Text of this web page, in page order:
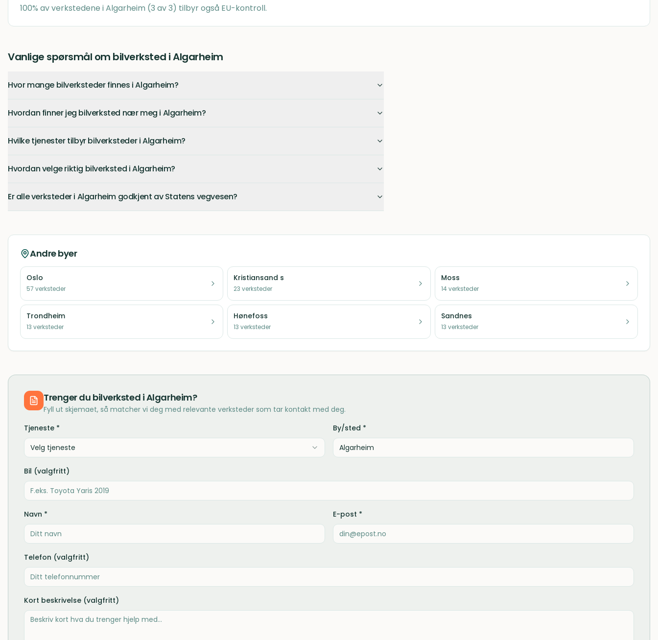
100% av verkstedene iAlgarheim (3 av3) tilbyr også EU-kontroll.
Vanlige spørsmål om bilverksted i Algarheim
Hvor mange bilverksteder finnes i Algarheim?
Hvordan finner jeg bilverksted nær meg i Algarheim?
Hvilke tjenester tilbyr bilverksteder i Algarheim?
Hvordan velge riktig bilverksted i Algarheim?
Er alle verksteder i Algarheim godkjent av Statens vegvesen?
Andre byer
Oslo
57 verksteder
Kristiansand s
23 verksteder
Moss
14verksteder
Trondheim
13 verksteder
Hønefoss
13 verksteder
Sandnes
13 verksteder
Trenger du bilverksted iAlgarheim?
Fyll ut skjemaet, så matcher vi deg med relevante verksteder som tar kontakt med deg.
Tjeneste *
Velg tjeneste
By/sted *
Bil (valgfritt)
Navn * E-post *
Telefon (valgfritt)
Kort beskrivelse (valgfritt)